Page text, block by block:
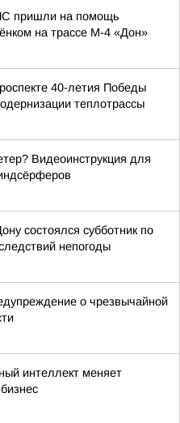
пришли на помощь
на трассе М-4 «Дон»
40-летия Победы
теплотрассы
Видеоинструкция для
состоялся субботник по
непогоды
о чрезвычайной
интеллект меняет